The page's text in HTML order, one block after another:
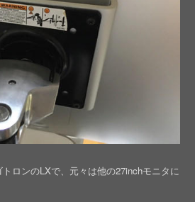
ロンのLXで、元々は他の27inchモニタに